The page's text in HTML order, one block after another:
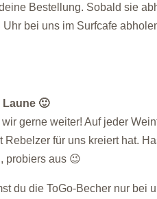
Bestellung. Sobald sie
bei uns im Surfcafe
Laune 🙂
gerne weiter! Auf jeder
Rebelzer für uns kreiert hat.
probiers aus 😉
du die ToGo-Becher nur bei